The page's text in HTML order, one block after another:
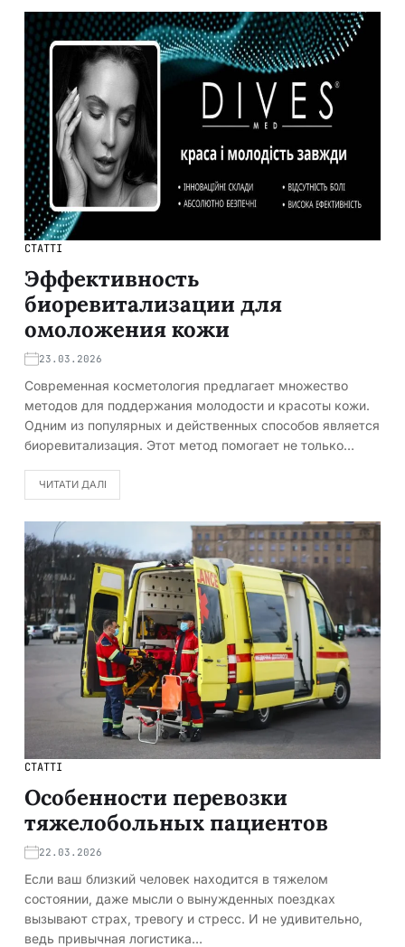
СТАТТІ
Эффективность
биоревитализации для
омоложения кожи
23.03.2026
Современная косметология предлагает множество
методов для поддержания молодости и красоты кожи.
Одним из популярных и действенных способов является
биоревитализация. Этот метод помогает не только…
ЧИТАТИ ДАЛІ
СТАТТІ
Особенности перевозки
тяжелобольных пациентов
22.03.2026
Если ваш близкий человек находится в тяжелом
состоянии, даже мысли о вынужденных поездках
вызывают страх, тревогу и стресс. И не удивительно,
ведь привычная логистика…